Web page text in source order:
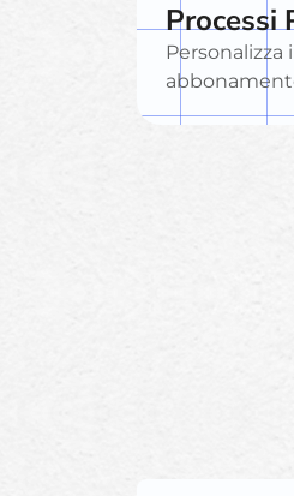
Processi
Personalizza